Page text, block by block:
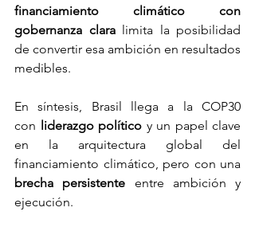
financiamiento climático con
gobernanza clara limita la posibilidad
de convertir esa ambición en resultados
medibles.
En síntesis, Brasil llega a la COP30
con liderazgo político y un papel clave
en la arquitectura global del
brecha persistente entre ambición y
ejecución.